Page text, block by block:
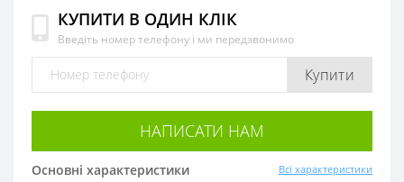
КУПИТИ В ОДИН КЛІК
Введіть номер телефону і ми передзвонимо
Купити
НАПИСАТИ НАМ
Основні характеристики Всі характеристики